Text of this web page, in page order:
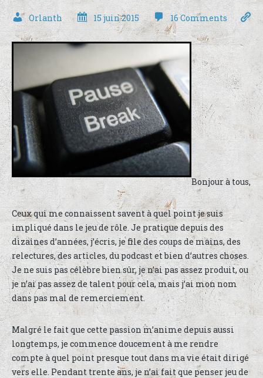
Orlanth 15 juin 2015 16 Comments
Bonjour à tous,
Ceux qui me connaissent savent à quel point je suis
impliqué dans le jeu de rôle. Je pratique depuis des
dizaines d’années, j’écris, je file des coups de mains, des
relectures, des articles, du podcast et bien d’autres choses.
Je ne suis pas célèbre bien sûr, je n’ai pas assez produit, ou
je n’ai pas assez de talent pour cela, mais j’ai mon nom
dans pas mal de remerciement.
Malgré le fait que cette passion m’anime depuis aussi
longtemps, je commence doucement à me rendre
compte à quel point presque tout dans ma vie était dirigé
vers elle. Pendant trente ans, je n’ai fait que penser jeu de